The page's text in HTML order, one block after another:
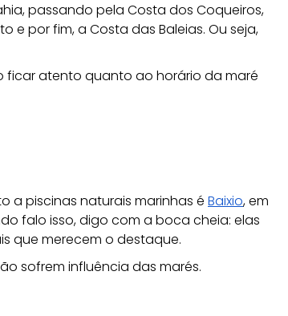
passando pela Costa dos Coqueiros,
e por fim, a Costa das Baleias. Ou seja,
ficar atento quanto ao horário da maré
a piscinas naturais marinhas é Baixio, em
falo isso, digo com a boca cheia: elas
que merecem o destaque.
sofrem influência das marés.